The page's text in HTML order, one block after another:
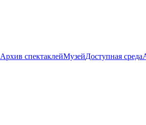
Архив спектаклейМузейДоступная среда